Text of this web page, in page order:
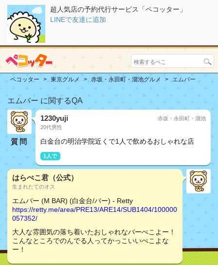
超人気店の予約代行サービス「ペコッター」
LINEで友達に追加
ペコッター 東京グルメ 赤坂・永田町・溜池グルメ エムバー
エムバー に関するQA
質問
1230yuji
20代男性
赤坂・永田町・溜池
白金台の明治学院近くで1人で飲めるおしゃれな店
1人で
はらぺこ君（公式）
生まれたてのオス
エムバー (M BAR) (白金台/バー) - Retty
https://retty.me/area/PRE13/ARE14/SUB1404/100000
057352/
大人な雰囲気の落ち着いたおしゃれなバーぺこよー！
こんなところでのんでる人ってかっこいいぺこよな
ー！